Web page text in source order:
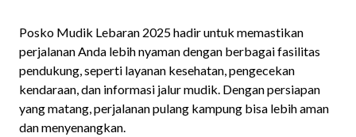
Posko Mudik Lebaran 2025 hadir untuk memastikan
perjalanan Anda lebih nyaman dengan berbagai fasilitas
pendukung, seperti layanan kesehatan, pengecekan
kendaraan, dan informasi jalur mudik. Dengan persiapan
yang matang, perjalanan pulang kampung bisa lebih aman
dan menyenangkan.